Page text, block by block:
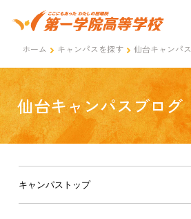
ホーム キャンパスを探す 仙台キャンパス
仙台キャンパスブログ
キャンパストップ